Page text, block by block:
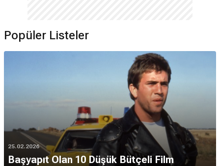
Popüler Listeler
25.02.2026
Başyapıt Olan 10 Düşük Bütçeli Film